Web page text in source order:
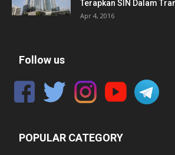
Terapkan SIN Dalam
Apr 4, 2016
Follow us
POPULAR CATEGORY